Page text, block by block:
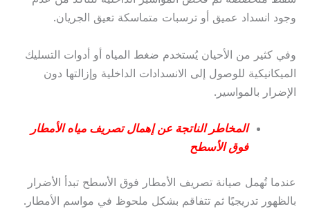
وجود انسداد عميق أو ترسبات متماسكة تعيق الجريان.
وفي كثير من الأحيان يُستخدم ضغط المياه أو أدوات التسليك
الميكانيكية للوصول إلى الانسدادات الداخلية وإزالتها دون
الإضرار بالمواسير.
المخاطر الناتجة عن إهمال تصريف مياه الأمطار
فوق الأسطح
عندما تُهمل صيانة تصريف الأمطار فوق الأسطح تبدأ الأضرار
بالظهور تدريجيًا ثم تتفاقم بشكل ملحوظ في مواسم الأمطار.